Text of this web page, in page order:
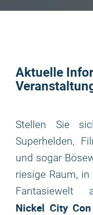
Aktuelle
Stellen Sie
Superhelden,
und sogar
riesige Raum,
Fantasiewelt
Nickel City